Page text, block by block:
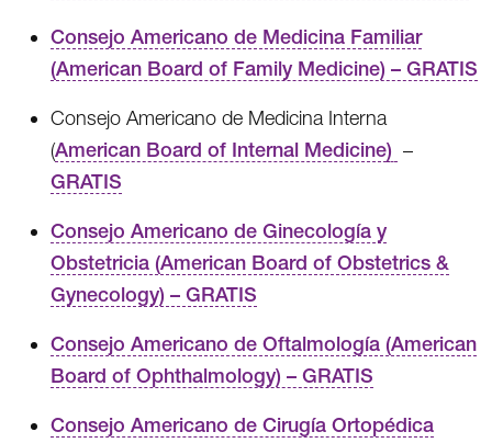
Consejo Americano de Medicina Familiar
(American Board of Family Medicine) – GRATIS
Consejo Americano de Medicina Interna
(American Board of Internal Medicine) –
GRATIS
Consejo Americano de Ginecología y
Obstetricia (American Board of Obstetrics &
Gynecology) – GRATIS
Consejo Americano de Oftalmología (American
Board of Ophthalmology) – GRATIS
Consejo Americano de Cirugía Ortopédica